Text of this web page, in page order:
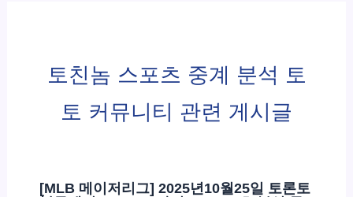
토친놈 스포츠 중계 분석 토
토 커뮤니티 관련 게시글
[MLB 메이저리그] 2025년10월25일 토론토